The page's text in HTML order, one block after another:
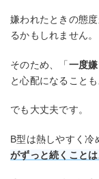
嫌われたときの態
るかもしれません。
そのため、「一度
と心配になることも
でも大丈夫です。
B型は熱しやすく冷
がずっと続くこと